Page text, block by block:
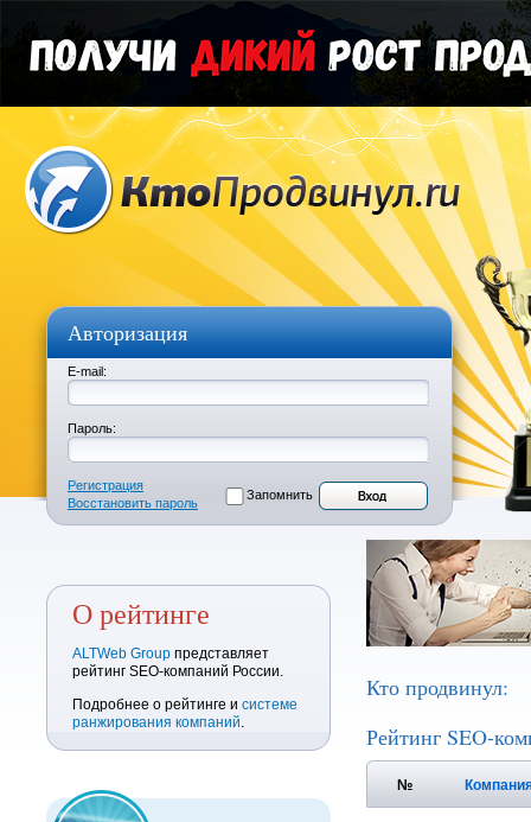
Авторизация
E-mail:
Пароль:
Регистрация
Восстановить пароль
Запомнить
О рейтинге
ALTWeb Group представляет
рейтинг SEO-компаний России.
Подробнее о рейтинге и системе
ранжирования компаний.
Кто продвинул:
Рейтинг SEO-
№